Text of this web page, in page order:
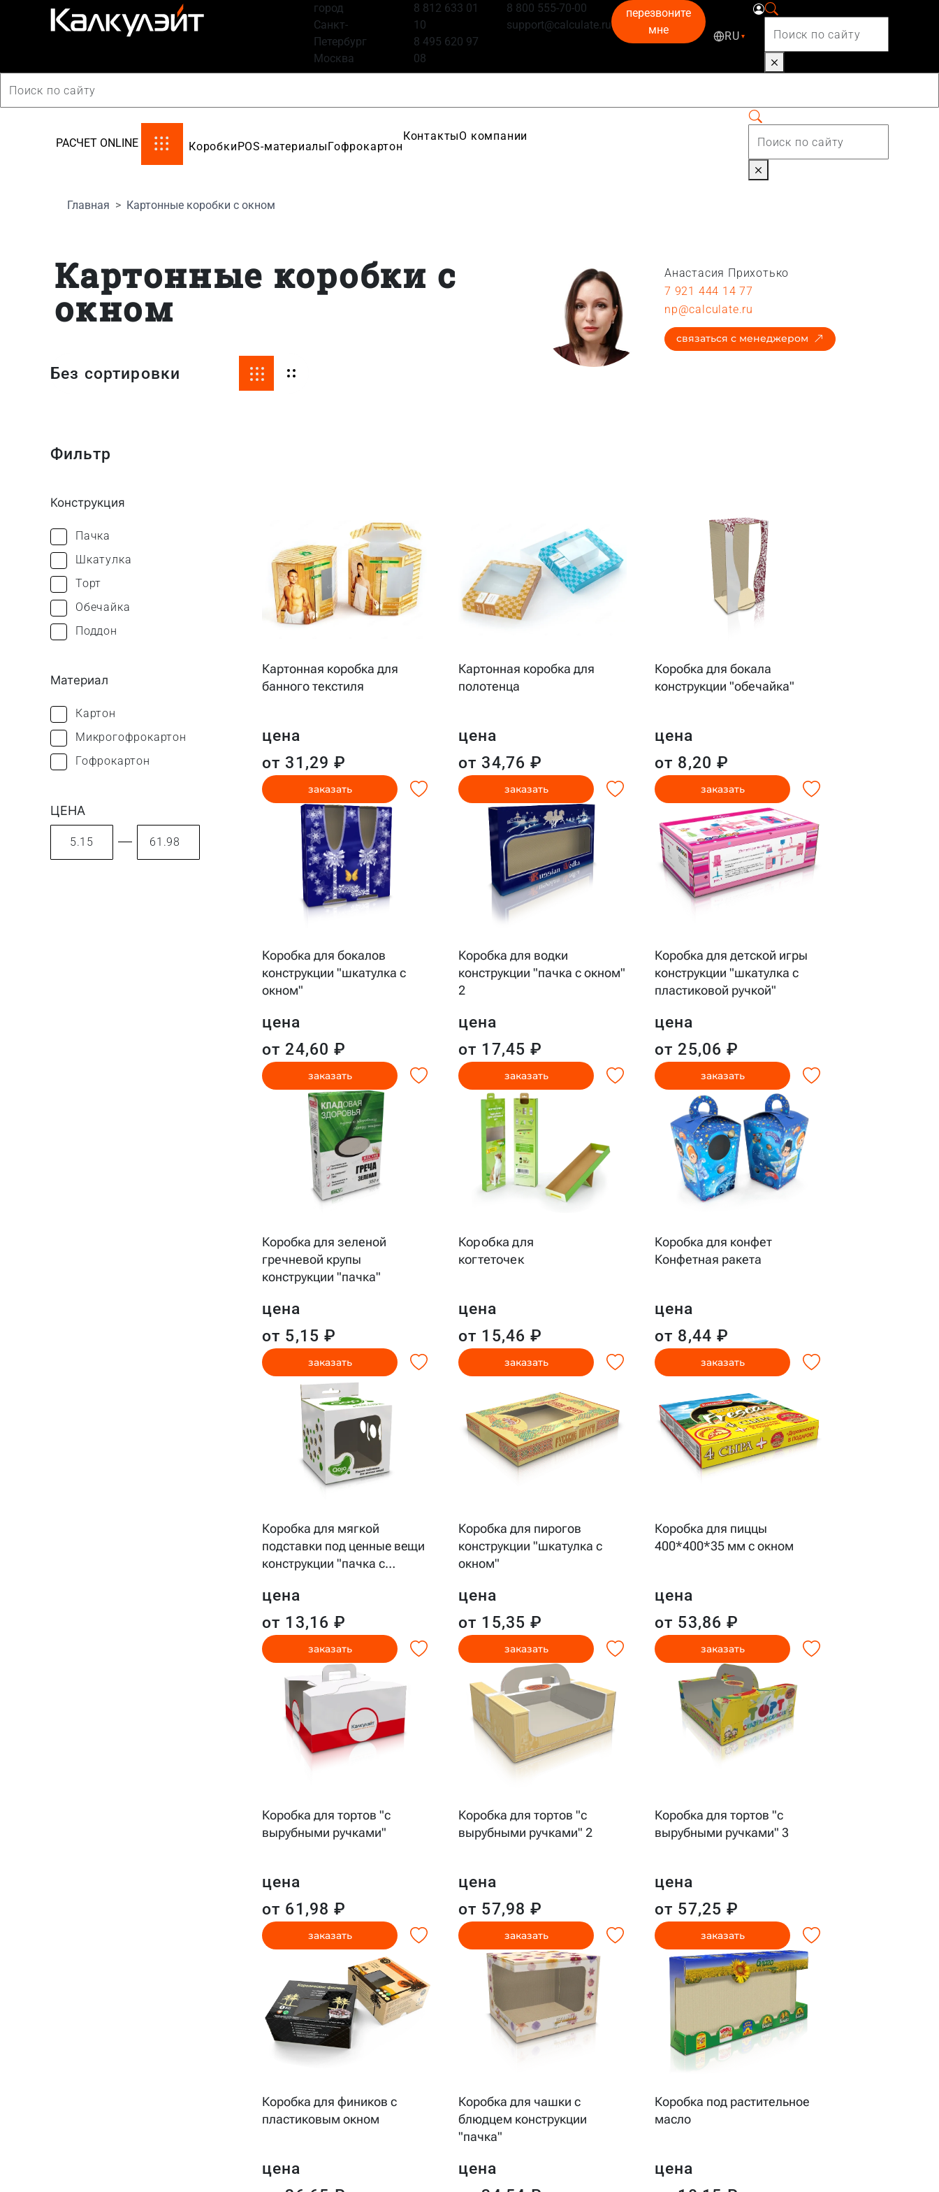
город
Санкт-
Петербург
Москва
8 812 633 01
10
8 495 620 97
08
8 800 555-70-00
support@calculate.ru
перезвоните
мне
RU ▾
РАСЧЕТ ONLINE КоробкиPOS-материалыГофрокартон
КонтактыО компании
Главная Картонные коробки с окном
Картонные коробки с
окном
Без сортировки
Анастасия Прихотько
7 921 444 14 77
np@calculate.ru
cвязаться с менеджером
Фильтр
Конструкция
Пачка
Шкатулка
Торт
Обечайка
Поддон
Материал
Картон
Микрогофрокартон
Гофрокартон
ЦЕНА
Картонная коробка для
банного текстиля
цена
от 31,29 ₽
заказать
Картонная коробка для
полотенца
цена
от 34,76 ₽
заказать
Коробка для бокала
конструкции "обечайка"
цена
от 8,20 ₽
заказать
Коробка для бокалов
конструкции "шкатулка с
окном"
цена
от 24,60 ₽
заказать
Коробка для водки
конструкции "пачка с окном"
2
цена
от 17,45 ₽
заказать
Коробка для детской игры
конструкции "шкатулка с
пластиковой ручкой"
цена
от 25,06 ₽
заказать
Коробка для зеленой
гречневой крупы
конструкции "пачка"
цена
от 5,15 ₽
заказать
Коробка для
когтеточек
цена
от 15,46 ₽
заказать
Коробка для конфет
Конфетная ракета
цена
от 8,44 ₽
заказать
Коробка для мягкой
подставки под ценные вещи
конструкции "пачка с…
цена
от 13,16 ₽
заказать
Коробка для пирогов
конструкции "шкатулка с
окном"
цена
от 15,35 ₽
заказать
Коробка для пиццы
400*400*35 мм с окном
цена
от 53,86 ₽
заказать
Коробка для тортов "с
вырубными ручками"
цена
от 61,98 ₽
заказать
Коробка для тортов "с
вырубными ручками" 2
цена
от 57,98 ₽
заказать
Коробка для тортов "с
вырубными ручками" 3
цена
от 57,25 ₽
заказать
Коробка для фиников с
пластиковым окном
цена
Коробка для чашки с
блюдцем конструкции
"пачка"
цена
Коробка под растительное
масло
цена